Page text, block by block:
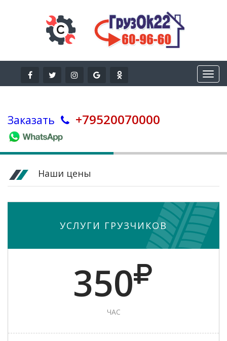
Заказать +79520070000
Наши цены
УСЛУГИ ГРУЗЧИКОВ
350
ЧАС